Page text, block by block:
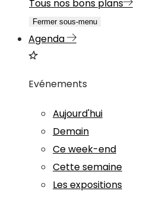
Tous nos bons plans
Fermer sous-menu
Agenda
Evénements
Aujourd'hui
Demain
Ce week-end
Cette semaine
Les expositions